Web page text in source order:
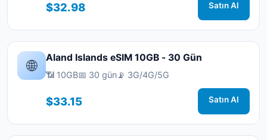
$32.98 Satın Al
🌐 Aland Islands eSIM 10GB - 30 Gün
📶 10GB📅 30 gün📡 3G/4G/5G
$33.15 Satın Al